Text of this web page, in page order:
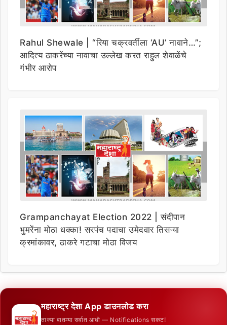
Rahul Shewale | “रिया चक्रवर्तीला ‘AU’ नावाने…”;
आदित्य ठाकरेंच्या नावाचा उल्लेख करत राहुल शेवाळेंचे
गंभीर आरोप
Grampanchayat Election 2022 | संदीपान
भुमरेंना मोठा धक्का! सरपंच पदाचा उमेदवार तिसऱ्या
क्रमांकावर, ठाकरे गटाचा मोठा विजय
महाराष्ट्र देशा App डाउनलोड करा
ताज्या बातम्या सर्वात आधी — Notifications सकट!